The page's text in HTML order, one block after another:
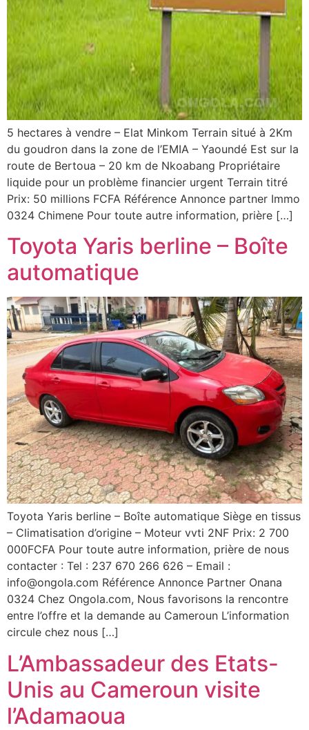
5 hectares à vendre – Elat Minkom Terrain situé à 2Km
du goudron dans la zone de l’EMIA – Yaoundé Est sur la
route de Bertoua – 20 km de Nkoabang Propriétaire
liquide pour un problème financier urgent Terrain titré
Prix: 50 millions FCFA Référence Annonce partner Immo
0324 Chimene Pour toute autre information, prière […]
Toyota Yaris berline – Boîte
automatique
Toyota Yaris berline – Boîte automatique Siège en tissus
– Climatisation d’origine – Moteur vvti 2NF Prix: 2 700
000FCFA Pour toute autre information, prière de nous
contacter : Tel : 237 670 266 626 – Email :
info@ongola.com Référence Annonce Partner Onana
0324 Chez Ongola.com, Nous favorisons la rencontre
entre l’offre et la demande au Cameroun L’information
circule chez nous […]
L’Ambassadeur des Etats-
Unis au Cameroun visite
l’Adamaoua